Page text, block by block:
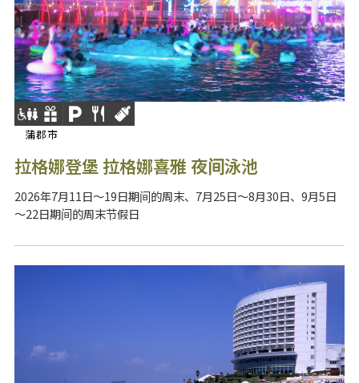
蒲郡市
拉格娜登堡 拉格娜喜雅 夜间泳池
2026年7月11日～19日期间的周末、7月25日～8月30日、9月5日
～22日期间的周末节假日